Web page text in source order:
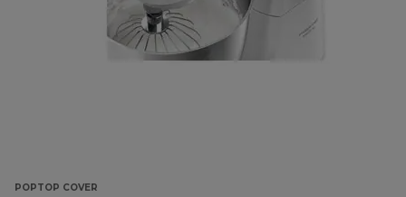
POPTOP COVER